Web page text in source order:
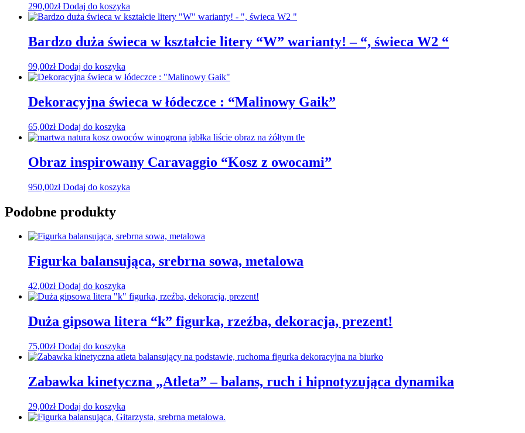
290,00zł Dodaj do koszyka
Bardzo duża świeca w kształcie litery “W” warianty! – “, świeca W2 “
99,00zł Dodaj do koszyka
Dekoracyjna świeca w łódeczce : “Malinowy Gaik”
65,00zł Dodaj do koszyka
Obraz inspirowany Caravaggio “Kosz z owocami”
950,00zł Dodaj do koszyka
Podobne produkty
Figurka balansująca, srebrna sowa, metalowa
42,00zł Dodaj do koszyka
Duża gipsowa litera “k” figurka, rzeźba, dekoracja, prezent!
75,00zł Dodaj do koszyka
Zabawka kinetyczna „Atleta” – balans, ruch i hipnotyzująca dynamika
29,00zł Dodaj do koszyka